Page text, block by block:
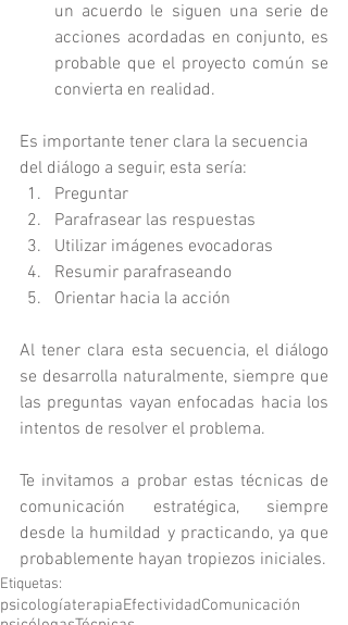
un acuerdo le siguen una serie de
acciones acordadas en conjunto, es
probable que el proyecto común se
convierta en realidad.
Es importante tener clara la secuencia
del diálogo a seguir, esta sería:
Preguntar
Parafrasear las respuestas
Utilizar imágenes evocadoras
Resumir parafraseando
Orientar hacia la acción
Al tener clara esta secuencia, el diálogo
se desarrolla naturalmente, siempre que
las preguntas vayan enfocadas hacia los
intentos de resolver el problema.
Te invitamos a probar estas técnicas de
comunicación estratégica, siempre
desde la humildad y practicando, ya que
probablemente hayan tropiezos iniciales.
Etiquetas:
psicologíaterapiaEfectividadComunicación